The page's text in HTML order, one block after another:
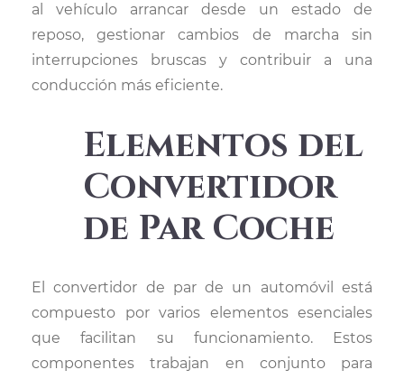
al vehículo arrancar desde un estado de
reposo, gestionar cambios de marcha sin
interrupciones bruscas y contribuir a una
conducción más eficiente.
Elementos del
Convertidor
de Par Coche
El convertidor de par de un automóvil está
compuesto por varios elementos esenciales
que facilitan su funcionamiento. Estos
componentes trabajan en conjunto para